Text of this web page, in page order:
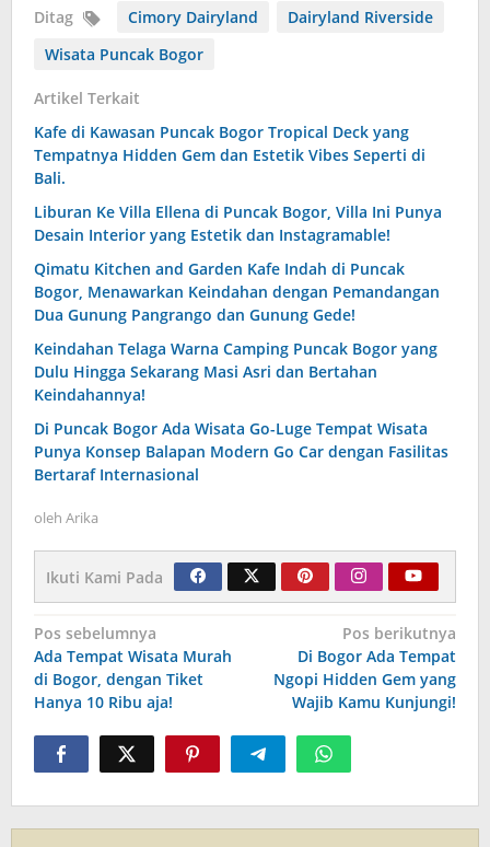
Ditag Cimory Dairyland
Dairyland Riverside
Wisata Puncak Bogor
Artikel Terkait
Kafe di Kawasan Puncak Bogor Tropical Deck yang
Tempatnya Hidden Gem dan Estetik Vibes Seperti di
Bali.
Liburan Ke Villa Ellena di Puncak Bogor, Villa Ini Punya
Desain Interior yang Estetik dan Instagramable!
Qimatu Kitchen and Garden Kafe Indah di Puncak
Bogor, Menawarkan Keindahan dengan Pemandangan
Dua Gunung Pangrango dan Gunung Gede!
Keindahan Telaga Warna Camping Puncak Bogor yang
Dulu Hingga Sekarang Masi Asri dan Bertahan
Keindahannya!
Di Puncak Bogor Ada Wisata Go-Luge Tempat Wisata
Punya Konsep Balapan Modern Go Car dengan Fasilitas
Bertaraf Internasional
oleh Arika
Ikuti Kami Pada
Navigasi
pos
Pos sebelumnya
Ada Tempat Wisata Murah
di Bogor, dengan Tiket
Hanya 10 Ribu aja!
Pos berikutnya
Di Bogor Ada Tempat
Ngopi Hidden Gem yang
Wajib Kamu Kunjungi!